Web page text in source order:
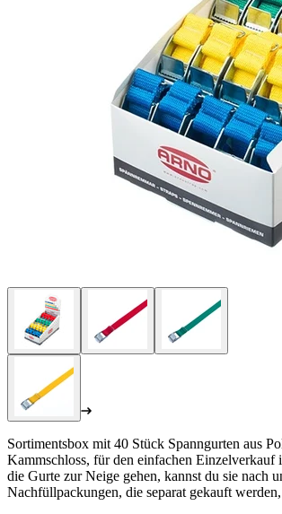
Sortimentsbox mit 40 Stück Spanngurten aus
Kammschloss, für den einfachen Einzelverkauf
die Gurte zur Neige gehen, kannst du sie nach
Nachfüllpackungen, die separat gekauft